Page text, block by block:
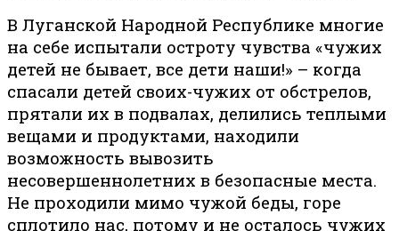
В Луганской Народной Республике многие
на себе испытали остроту чувства «чужих
детей не бывает, все дети наши!» – когда
спасали детей своих-чужих от обстрелов,
прятали их в подвалах, делились теплыми
вещами и продуктами, находили
возможность вывозить
несовершеннолетних в безопасные места.
Не проходили мимо чужой беды, горе
сплотило нас, потому и не осталось чужих